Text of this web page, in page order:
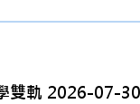
雙軌 2026-07-